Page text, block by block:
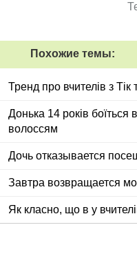
Похожие темы:
Тренд про вчителів з Тік
Донька 14 років
волоссям
Дочь отказывается
Завтра возвращается